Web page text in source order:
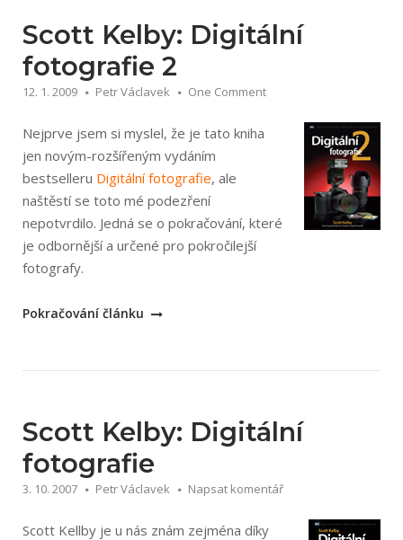
Scott Kelby: Digitální
fotografie 2
12. 1. 2009 Petr Václavek One Comment
Nejprve jsem si myslel, že je tato kniha
jen novým-rozšířeným vydáním
bestselleru Digitální fotografie, ale
naštěstí se toto mé podezření
nepotvrdilo. Jedná se o pokračování, které
je odbornější a určené pro pokročilejší
fotografy.
„Scott
Pokračování článku
Scott Kelby: Digitální
fotografie
3. 10. 2007 Petr Václavek Napsat komentář
Scott Kellby je u nás znám zejména díky